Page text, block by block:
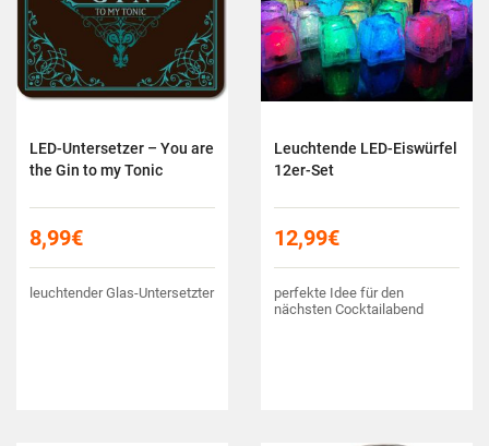
LED-Untersetzer – You are
the Gin to my Tonic
8,99€
leuchtender Glas-Untersetzter
Leuchtende LED-Eiswürfel
12er-Set
12,99€
perfekte Idee für den
nächsten Cocktailabend